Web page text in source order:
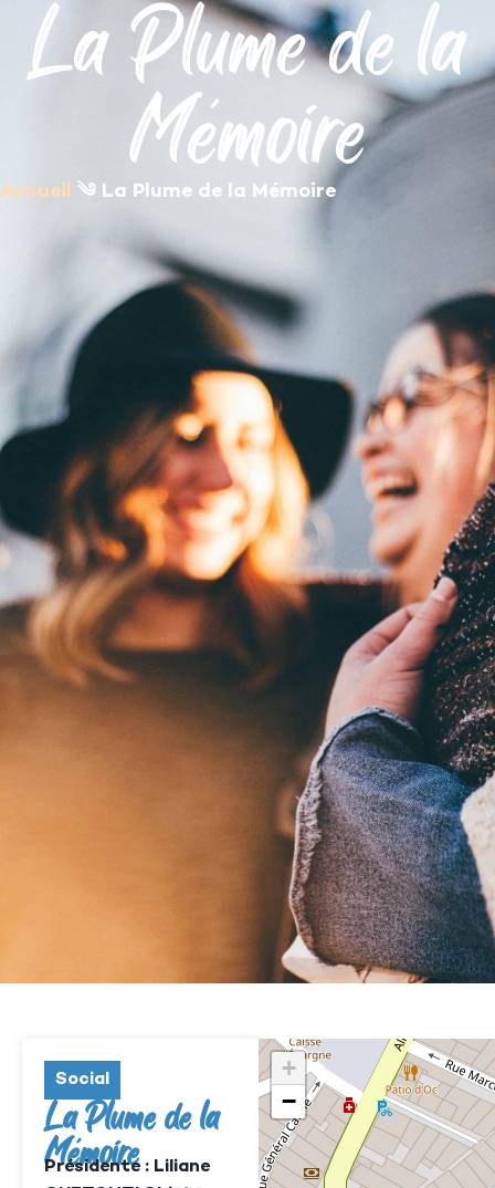
principal
La Plume de la
Mémoire
Accueil ༄ La Plume de la Mémoire
Social
La Plume de la
Mémoire
Présidente : Liliane
+
−